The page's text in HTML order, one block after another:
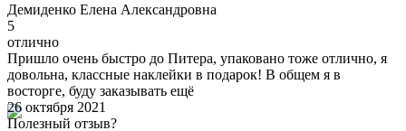
Демиденко Елена Александровна
5
отлично
Пришло очень быстро до Питера, упаковано тоже отлично, я
довольна, классные наклейки в подарок! В общем я в
восторге, буду заказывать ещё
26 октября 2021
Полезный отзыв?